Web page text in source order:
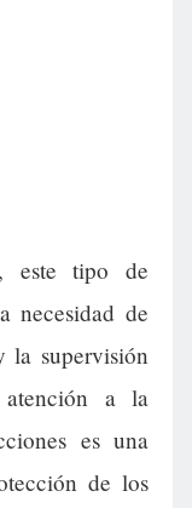
este tipo de
necesidad de
la supervisión
a la
es una
de los